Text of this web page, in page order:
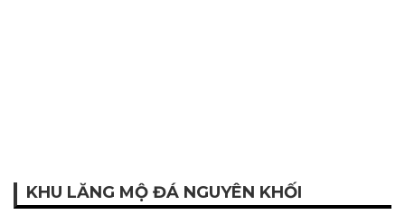
KHU LĂNG MỘ ĐÁ NGUYÊN KHỐI